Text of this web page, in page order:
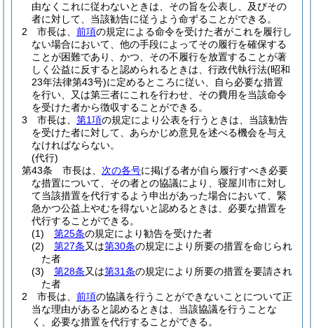
由なくこれに従わないときは、その旨を公表し、及びその
者に対して、当該勧告に従うよう命ずることができる。
2
市長は、 前項の規定による命令を受けた者がこれを履行し
ない場合において、他の手段によってその履行を確保する
ことが困難であり、かつ、その不履行を放置することが著
しく公益に反すると認められるときは、行政代執行法(昭和
23年法律第43号)に定めるところに従い、自ら必要な措置
を行い、又は第三者にこれを行わせ、その費用を当該命令
を受けた者から徴収することができる。
3
市長は、 第1項の規定により公表を行うときは、当該勧告
を受けた者に対して、あらかじめ意見を述べる機会を与え
なければならない。
(代行)
第43条
市長は、 次の各号に掲げる者が自ら履行すべき必要
な措置について、その者との協議により、寝屋川市に対し
て当該措置を代行するよう申出があった場合において、緊
急かつ公益上やむを得ないと認めるときは、必要な措置を
代行することができる。
(1)
第25条の規定により勧告を受けた者
(2)
第27条又は第30条の規定により所要の措置を命じられ
た者
(3)
第28条又は第31条の規定により所要の措置を要請され
た者
2
市長は、 前項の協議を行うことができないことについて正
当な理由があると認めるときは、当該協議を行うことな
く、必要な措置を代行することができる。